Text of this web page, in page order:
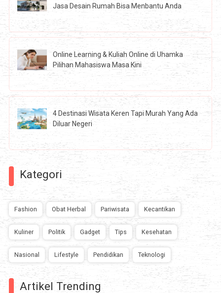
Jasa Desain Rumah Bisa Menbantu Anda
Online Learning & Kuliah Online di Uhamka
Pilihan Mahasiswa Masa Kini
4 Destinasi Wisata Keren Tapi Murah Yang Ada
Diluar Negeri
Kategori
Fashion Obat Herbal Pariwisata Kecantikan
Kuliner Politik Gadget Tips Kesehatan
Nasional Lifestyle Pendidikan Teknologi
Artikel Trending